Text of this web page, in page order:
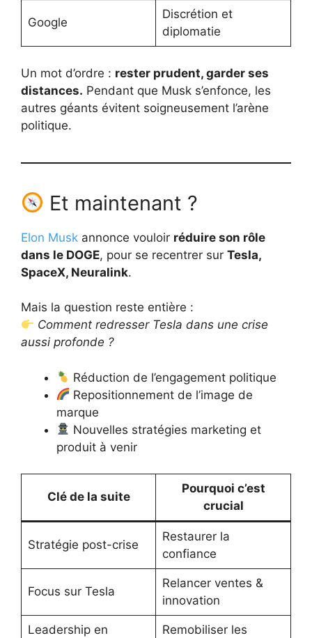
Google
Discrétion et
diplomatie
Un mot d’ordre : rester prudent, garder ses
distances. Pendant que Musk s’enfonce, les
autres géants évitent soigneusement l’arène
politique.
Et maintenant ?
Elon Musk annonce vouloir réduire son rôle
dans le DOGE, pour se recentrer sur Tesla,
SpaceX, Neuralink.
Mais la question reste entière :
Comment redresser Tesla dans une crise
aussi profonde ?
Réduction de l’engagement politique
Repositionnement de l’image de
marque
Nouvelles stratégies marketing et
produit à venir
Clé de la suite
Pourquoi c’est
crucial
Stratégie post-crise
Restaurer la
confiance
Focus sur Tesla
Relancer ventes &
innovation
Leadership en
Remobiliser les